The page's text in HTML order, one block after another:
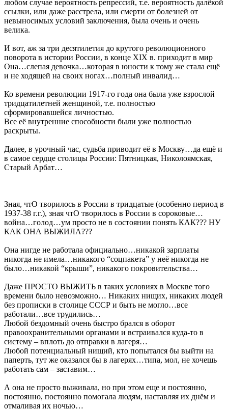
любом случае вероятность репрессий, т.е. вероятность далёкой
ссылки, или даже расстрела, или смерти от болезней от
невыносимых условий заключения, была очень и очень
велика.
И вот, аж за три десятилетия до крутого революционного
поворота в истории России, в конце XIX в. приходит в мир
Она…слепая девочка…которая в юности к тому же стала ещё
и не ходящей на своих ногах…полный инвалид…
Ко времени революции 1917-го года она была уже взрослой
тридцатилетней женщиной, т.е. полностью
сформировавшейся личностью.
Все её внутренние способности были уже полностью
раскрыты.
Далее, в урочный час, судьба приводит её в Москву…да ещё и
в самое сердце столицы России: Пятницкая, Николоямская,
Старый Арбат…
Зная, чтО творилось в России в тридцатые (особенно период в
1937-38 г.г.), зная чтО творилось в России в сороковые…
война…голод…ум просто не в состоянии понять КАК??? НУ
КАК ОНА ВЫЖИЛА???
Она нигде не работала официально…никакой зарплаты
никогда не имела…никакого “соцпакета” у неё никогда не
было…никакой “крыши”, никакого покровительства…
Даже ПРОСТО ВЫЖИТЬ в таких условиях в Москве того
времени было невозможно… Никаких нищих, никаких людей
без прописки в столице СССР и быть не могло…все
работали…все трудились…
Любой бездомный очень быстро брался в оборот
правоохранительными органами и встраивался куда-то в
систему – вплоть до отправки в лагеря…
Любой потенциальный нищий, кто попытался бы выйти на
паперть, тут же оказался бы в лагерях…типа, мол, не хочешь
работать сам – заставим…
А она не просто выживала, но при этом еще и постоянно,
постоянно, постоянно помогала людям, наставляя их днём и
отмаливая их ночью…